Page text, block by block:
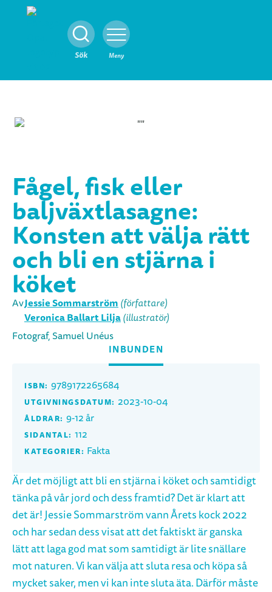
Sök
Stäng Meny
Fågel, fisk eller
baljväxtlasagne:
Konsten att välja rätt
och bli en stjärna i
köket
AvJessie Sommarström (författare)
Veronica Ballart Lilja(illustratör)
Fotograf, Samuel Unéus
INBUNDEN
ISBN: 9789172265684
UTGIVNINGSDATUM: 2023-10-04
ÅLDRAR: 9-12 år
SIDANTAL: 112
KATEGORIER: Fakta
Är det möjligt att bli en stjärna i köket och samtidigt
tänka på vår jord och dess framtid? Det är klart att
det är! Jessie Sommarström vann Årets kock 2022
och har sedan dess visat att det faktiskt är ganska
lätt att laga god mat som samtidigt är lite snällare
mot naturen. Vi kan välja att sluta resa och köpa så
mycket saker, men vi kan inte sluta äta. Därför måste